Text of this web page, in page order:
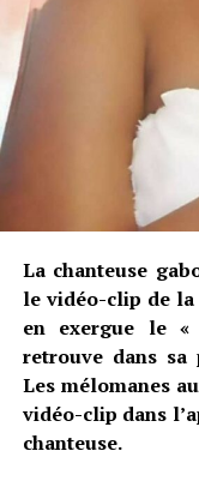
La chanteuse
le vidéo-clip de la
en exergue le «
retrouve dans sa
Les mélomanes
vidéo-clip dans
chanteuse.